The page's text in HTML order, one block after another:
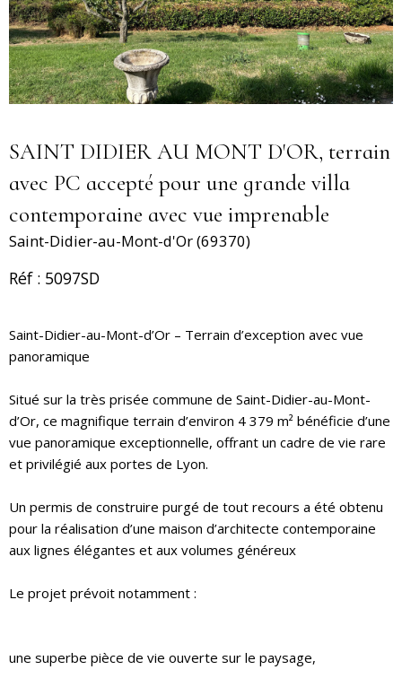
SAINT DIDIER AU MONT D'OR, terrain
avec PC accepté pour une grande villa
contemporaine avec vue imprenable
Saint-Didier-au-Mont-d'Or (69370)
Réf : 5097SD
Saint-Didier-au-Mont-d’Or – Terrain d’exception avec vue
panoramique
Situé sur la très prisée commune de Saint-Didier-au-Mont-
d’Or, ce magnifique terrain d’environ 4 379 m² bénéficie d’une
vue panoramique exceptionnelle, offrant un cadre de vie rare
et privilégié aux portes de Lyon.
Un permis de construire purgé de tout recours a été obtenu
pour la réalisation d’une maison d’architecte contemporaine
aux lignes élégantes et aux volumes généreux
Le projet prévoit notamment :
une superbe pièce de vie ouverte sur le paysage,